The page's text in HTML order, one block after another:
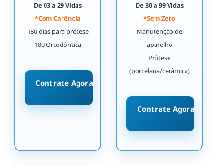
De 03 a 29 Vidas
*Com Carência
180 dias para prótese
180 Ortodôntica
Contrate Agora
De 30 a 99 Vidas
*Sem Zero
Manutenção de
aparelho
Prótese
(porcelana/cerâmica)
Contrate Agora